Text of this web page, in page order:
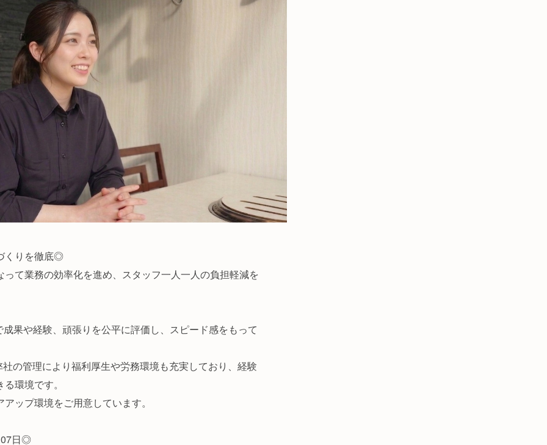
くりを徹底◎
て業務の効率化を進め、スタッフ一人一人の負担軽減を
果や経験、頑張りを公平に評価し、スピード感をもって
の管理により福利厚生や労務環境も充実しており、経験
環境です。
ップ環境をご用意しています。
日◎